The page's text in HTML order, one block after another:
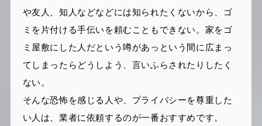
や友人、知人などなどには知られたくないから、ゴ
ミを片付ける手伝いを頼むこともできない。家をゴ
ミ屋敷にした人だという噂があっという間に広まっ
てしまったらどうしよう、言いふらされたりしたく
ない。
そんな恐怖を感じる人や、プライバシーを尊重した
い人は、業者に依頼するのが一番おすすめです。